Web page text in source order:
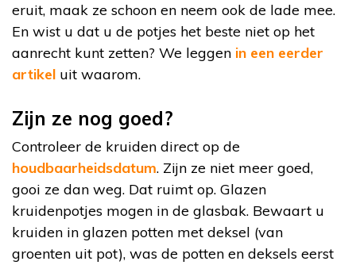
eruit, maak ze schoon en neem ook de lade mee.
En wist u dat u de potjes het beste niet op het
aanrecht kunt zetten? We leggen in een eerder
artikel uit waarom.
Zijn ze nog goed?
Controleer de kruiden direct op de
houdbaarheidsdatum. Zijn ze niet meer goed,
gooi ze dan weg. Dat ruimt op. Glazen
kruidenpotjes mogen in de glasbak. Bewaart u
kruiden in glazen potten met deksel (van
groenten uit pot), was de potten en deksels eerst